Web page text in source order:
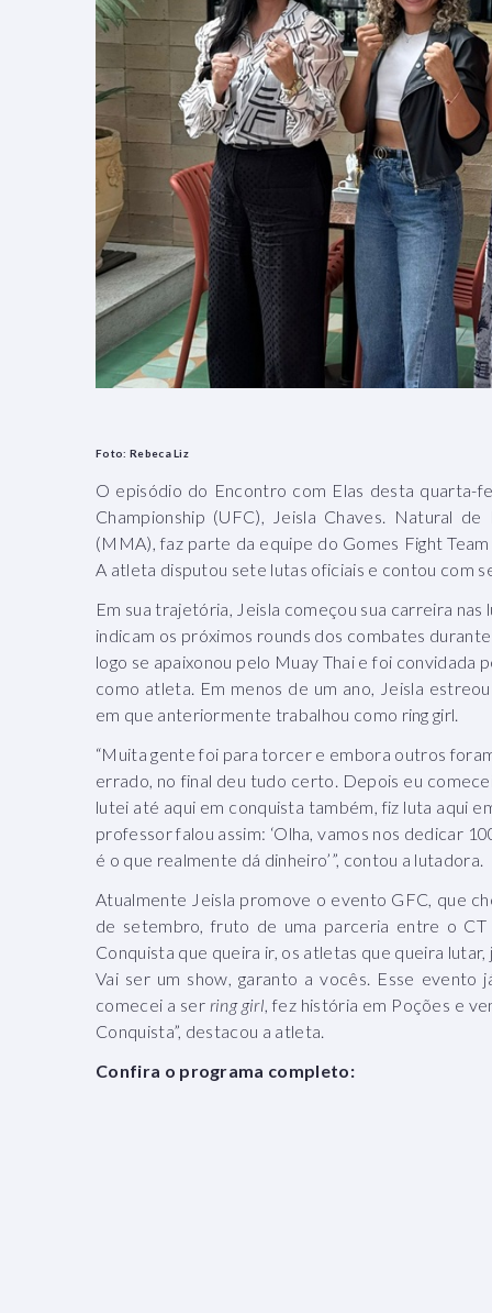
Foto: Rebeca Liz
O episódio do Encontro com Elas desta quarta-
Championship (UFC), Jeisla Chaves. Natural
(MMA), faz parte da equipe do Gomes Fight
A atleta disputou sete lutas oficiais e contou com
Em sua trajetória, Jeisla começou sua carreira nas
indicam os próximos rounds dos combates
logo se apaixonou pelo Muay Thai e foi
como atleta. Em menos de um ano, Jeisla
em que anteriormente trabalhou como ring girl.
“Muita gente foi para torcer e embora outros
errado, no final deu tudo certo. Depois eu
lutei até aqui em conquista também, fiz luta aqui
professor falou assim: ‘Olha, vamos nos dedicar
é o que realmente dá dinheiro’”, contou a lutadora.
Atualmente Jeisla promove o evento GFC, que
de setembro, fruto de uma parceria entre o CT
Conquista que queira ir, os atletas que queira
Vai ser um show, garanto a vocês. Esse
comecei a ser ring girl , fez história em Poções e
Conquista”, destacou a atleta.
Confira o programa completo: